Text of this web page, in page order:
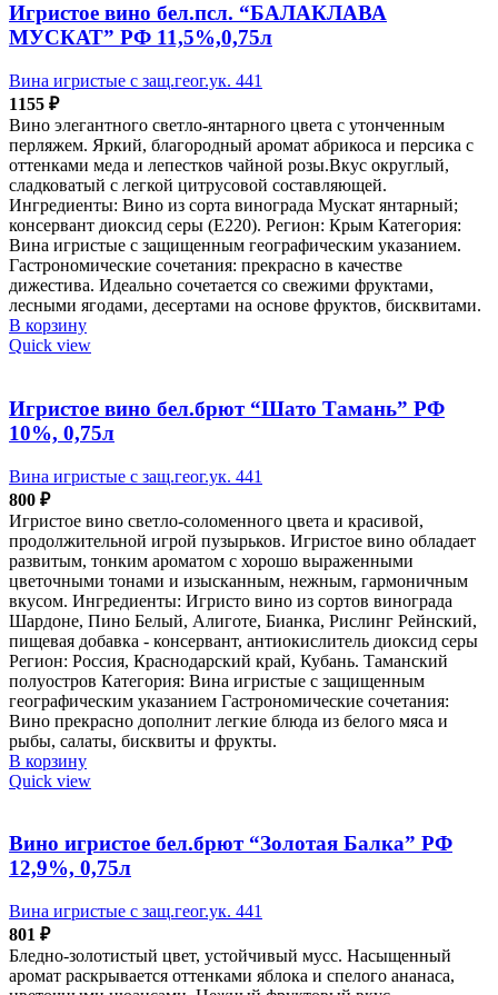
Игристое вино бел.псл. “БАЛАКЛАВА
МУСКАТ” РФ 11,5%,0,75л
Вина игристые с защ.геог.ук. 441
1155 ₽
Вино элегантного светло-янтарного цвета с утонченным
перляжем. Яркий, благородный аромат абрикоса и персика с
оттенками меда и лепестков чайной розы.Вкус округлый,
сладковатый с легкой цитрусовой составляющей.
Ингредиенты: Вино из сорта винограда Мускат янтарный;
консервант диоксид серы (Е220). Регион: Крым Категория:
Вина игристые с защищенным географическим указанием.
Гастрономические сочетания: прекрасно в качестве
дижестива. Идеально сочетается со свежими фруктами,
лесными ягодами, десертами на основе фруктов, бисквитами.
В корзину
Quick view
Игристое вино бел.брют “Шато Тамань” РФ
10%, 0,75л
Вина игристые с защ.геог.ук. 441
800 ₽
Игристое вино светло-соломенного цвета и красивой,
продолжительной игрой пузырьков. Игристое вино обладает
развитым, тонким ароматом с хорошо выраженными
цветочными тонами и изысканным, нежным, гармоничным
вкусом. Ингредиенты: Игристо вино из сортов винограда
Шардоне, Пино Белый, Алиготе, Бианка, Рислинг Рейнский,
пищевая добавка - консервант, антиокислитель диоксид серы
Регион: Россия, Краснодарский край, Кубань. Таманский
полуостров Категория: Вина игристые с защищенным
географическим указанием Гастрономические сочетания:
Вино прекрасно дополнит легкие блюда из белого мяса и
рыбы, салаты, бисквиты и фрукты.
В корзину
Quick view
Вино игристое бел.брют “Золотая Балка” РФ
12,9%, 0,75л
Вина игристые с защ.геог.ук. 441
801 ₽
Бледно-золотистый цвет, устойчивый мусс. Насыщенный
аромат раскрывается оттенками яблока и спелого ананаса,